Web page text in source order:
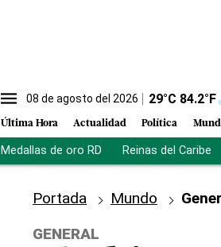
08 de agosto del 2026 29°C 84.2°F
Última Hora Actualidad Política
Medallas de oro RD Reinas del Caribe
Portada Mundo
GENERAL